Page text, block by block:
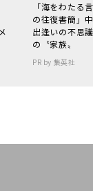
「海をわた
の往復書簡」
出逢いの不思
の〝家族〟
PR by 集英社